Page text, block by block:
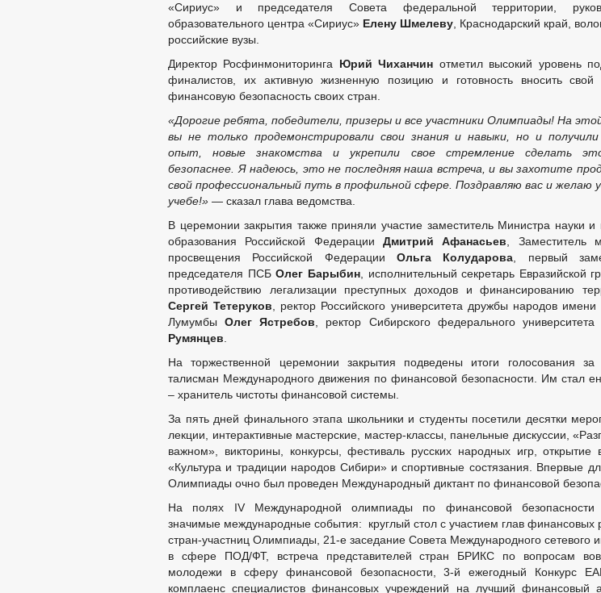
«Сириус» и председателя Совета федеральной территории,
образовательного центра «Сириус» Елену Шмелеву , Краснодарский край,
российские вузы.
Директор Росфинмониторинга Юрий Чиханчин отметил высокий уровень
финалистов, их активную жизненную позицию и готовность вносить свой
финансовую безопасность своих стран.
«Дорогие ребята, победители, призеры и все участники Олимпиады! На
вы не только продемонстрировали свои знания и навыки, но и
опыт, новые знакомства и укрепили свое стремление сделать
безопаснее. Я надеюсь, это не последняя наша встреча, и вы захотите
свой профессиональный путь в профильной сфере. Поздравляю вас и желаю
учебе!» — сказал глава ведомства.
В церемонии закрытия также приняли участие заместитель Министра науки и
образования Российской Федерации Дмитрий Афанасьев , Заместитель
просвещения Российской Федерации Ольга Колударова , первый
председателя ПСБОлег Барыбин, исполнительный секретарь Евразийской
противодействию легализации преступных доходов и финансированию
Сергей Тетеруков , ректор Российского университета дружбы народов имени
ЛумумбыОлег Ястребов , ректор Сибирского федерального университета
Румянцев
На торжественной церемонии закрытия подведены итоги голосования за
талисман Международного движения по финансовой безопасности. Им стал
– хранитель чистоты финансовой системы.
За пять дней финального этапа школьники и студенты посетили десятки
лекции, интерактивные мастерские, мастер-классы, панельные дискуссии,
важном», викторины, конкурсы, фестиваль русских народных игр, открытие
«Культура и традиции народов Сибири» и спортивные состязания. Впервые
Олимпиады очно был проведен Международный диктант по финансовой
На полях IV Международной олимпиады по финансовой безопасности
значимые международные события: круглый стол с участием глав финансовых
стран-участниц Олимпиады, 21-е заседание Совета Международного сетевого
в сфере ПОД/ФТ, встреча представителей стран БРИКС по вопросам
молодежи в сферу финансовой безопасности, 3-й ежегодный Конкурс
комплаенс специалистов финансовых учреждений на лучший финансовый